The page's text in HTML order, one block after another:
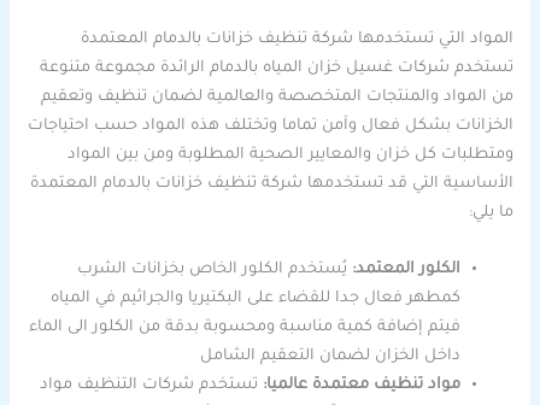
المواد التي تستخدمها شركة تنظيف خزانات بالدمام المعتمدة
تستخدم شركات غسيل خزان المياه بالدمام الرائدة مجموعة متنوعة
من المواد والمنتجات المتخصصة والعالمية لضمان تنظيف وتعقيم
الخزانات بشكل فعال وآمن تماما وتختلف هذه المواد حسب احتياجات
ومتطلبات كل خزان والمعايير الصحية المطلوبة ومن بين المواد
الأساسية التي قد تستخدمها شركة تنظيف خزانات بالدمام المعتمدة
ما يلي:
الكلور المعتمد: يُستخدم الكلور الخاص بخزانات الشرب
كمطهر فعال جدا للقضاء على البكتيريا والجراثيم في المياه
فيتم إضافة كمية مناسبة ومحسوبة بدقة من الكلور الى الماء
داخل الخزان لضمان التعقيم الشامل
مواد تنظيف معتمدة عالميا: تستخدم شركات التنظيف مواد